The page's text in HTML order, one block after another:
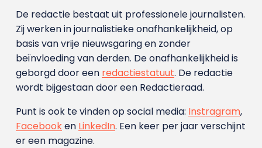
De redactie bestaat uit professionele journalisten.
Zij werken in journalistieke onafhankelijkheid, op
basis van vrije nieuwsgaring en zonder
beïnvloeding van derden. De onafhankelijkheid is
geborgd door een redactiestatuut. De redactie
wordt bijgestaan door een Redactieraad.
Punt is ook te vinden op social media: Instragram,
Facebooken LinkedIn. Een keer per jaar verschijnt
er een magazine.